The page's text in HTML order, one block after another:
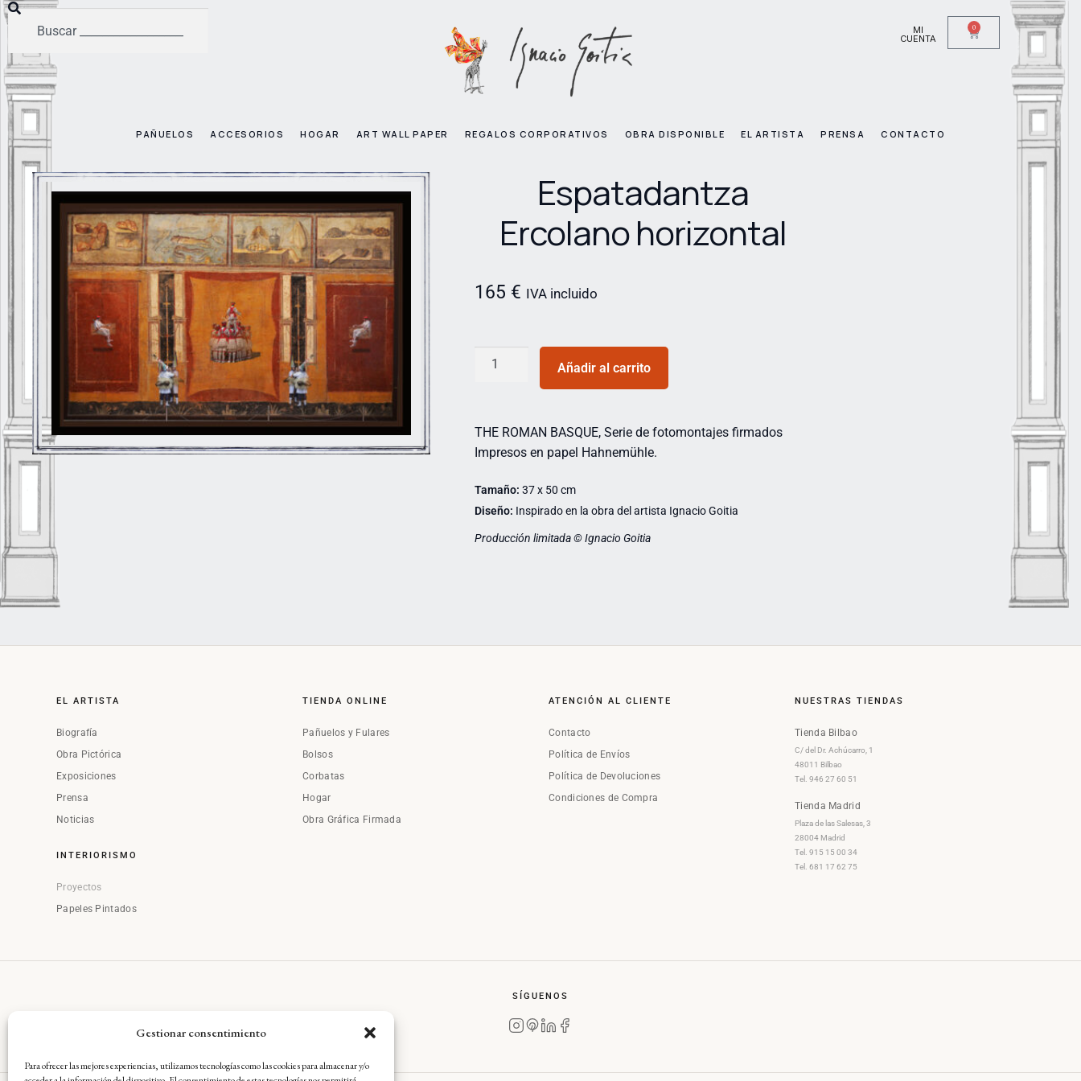
Gestionar consentimiento
Para ofrecer las mejores experiencias, utilizamos tecnologías como las cookies para almacenar y/o
MI
CUENTA
0
PAÑUELOS ACCESORIOS HOGAR ART WALL PAPER REGALOS CORPORATIVOS OBRA DISPONIBLE EL ARTISTA PRENSA CONTACTO
Espatadantza
Ercolano horizontal
165 € IVA incluido
Añadir al carrito
THE ROMAN BASQUE, Serie de fotomontajes firmados
Impresos en papel Hahnemühle.
Tamaño: 37 x 50 cm
Diseño: Inspirado en la obra del artista Ignacio Goitia
Producción limitada © Ignacio Goitia
EL ARTISTA
Biografía
Obra Pictórica
Exposiciones
Prensa
Noticias
INTERIORISMO
Proyectos
Papeles Pintados
TIENDA ONLINE
Pañuelos y Fulares
Bolsos
Corbatas
Hogar
Obra Gráfica Firmada
ATENCIÓN AL CLIENTE
Contacto
Política de Envíos
Política de Devoluciones
Condiciones de Compra
NUESTRAS TIENDAS
Tienda Bilbao
C/ del Dr. Achúcarro, 1
48011 Bilbao
Tel. 946 27 60 51
Tienda Madrid
Plaza de las Salesas, 3
28004 Madrid
Tel. 915 15 00 34
Tel. 681 17 62 75
SÍGUENOS